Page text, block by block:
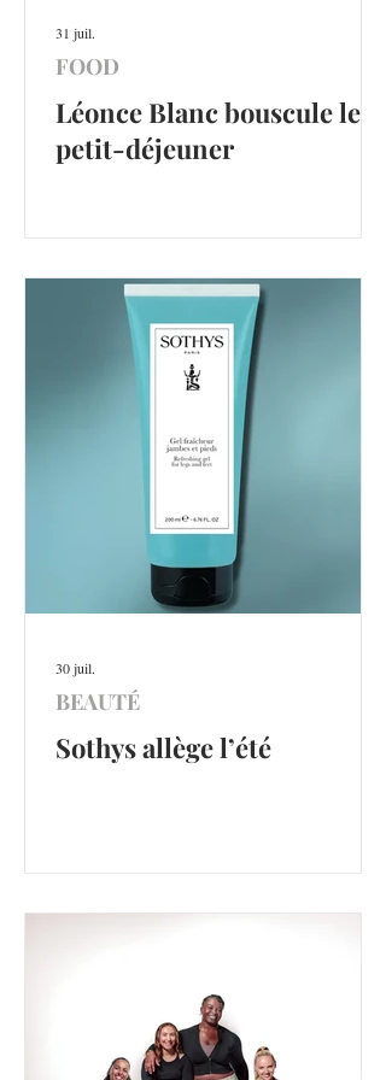
Léonce Blanc bouscule le
petit-déjeuner
FOOD
31 juil.
Sothys allège l’été
BEAUTÉ
30 juil.